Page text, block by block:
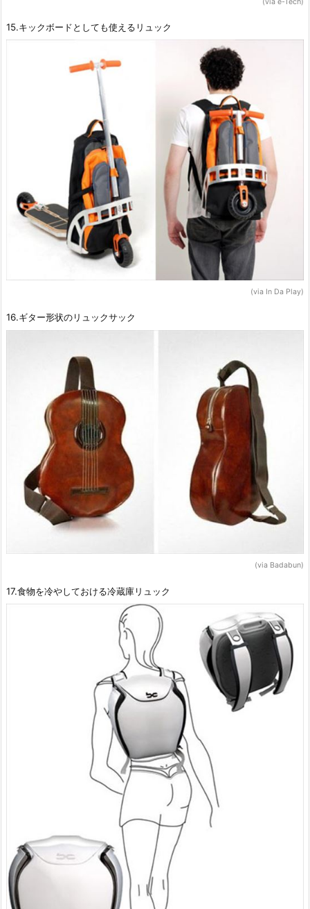
15.キックボードとしても使えるリュック
(via In Da Play)
16.ギター形状のリュックサック
(via Badabun)
17.食物を冷やしておける冷蔵庫リュック